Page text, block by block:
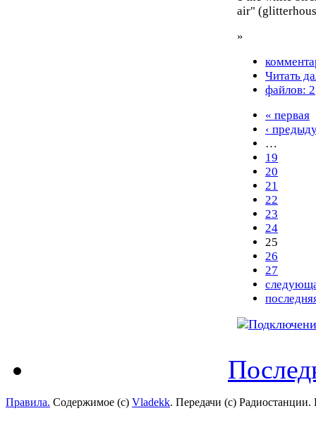
air"
»
Читать
файлов: 2
« первая
‹
…
19
20
21
22
23
24
25
26
27
Правила. Содержимое (с) Vladekk. Передачи (с)